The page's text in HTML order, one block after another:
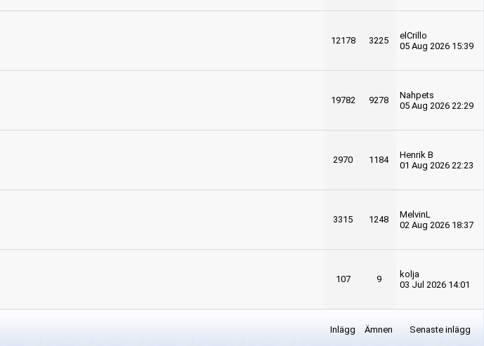
12178 3225
elCrillo
05 Aug 2026 15:39
19782 9278
Nahpets
05 Aug 2026 22:29
2970 1184
Henrik B
01 Aug 2026 22:23
3315 1248
MelvinL
02 Aug 2026 18:37
107 9
kolja
03 Jul 2026 14:01
Inlägg Ämnen Senaste inlägg